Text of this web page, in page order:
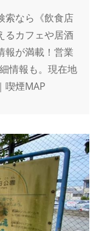
索なら《飲食店
るカフェや居酒
報が満載！営業
情報も。現在地
喫煙MAP